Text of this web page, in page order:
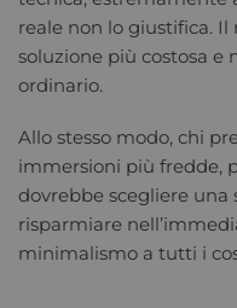
reale non lo giustifica. Il
soluzione più costosa e
ordinario.
Allo stesso modo, chi
immersioni più fredde,
dovrebbe scegliere una
risparmiare
minimalismo a tutti i